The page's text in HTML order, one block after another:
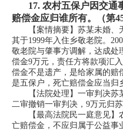
17. 农村五保户因交通
赔偿金应归谁所有。（第45
【案情摘要】苏某未婚、无
其于1999年入住乡敬老院。
敬老院与肇事方调解，达成处
偿金9万元，责任方将款项汇
偿金不是遗产，是给家属的赔
是五保户，死亡赔偿金应当归
【法院处理】一审判决苏某
二审撤销一审判决，9万元归苏
【最高法院民一庭意见】
亡赔偿金，不应归属于公益事